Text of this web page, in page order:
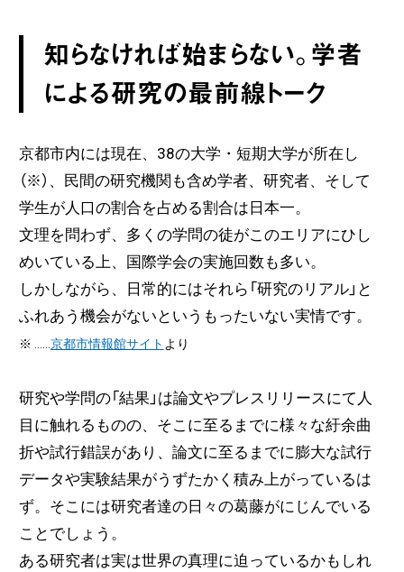
知らなければ始まらない。学者
による研究の最前線トーク
京都市内には現在、38の大学・短期大学が所在し
（※）、民間の研究機関も含め学者、研究者、そして
学生が人口の割合を占める割合は日本一。
文理を問わず、多くの学問の徒がこのエリアにひし
めいている上、国際学会の実施回数も多い。
しかしながら、日常的にはそれら「研究のリアル」と
ふれあう機会がないというもったいない実情です。
※ …… 京都市情報館サイト より
研究や学問の「結果」は論文やプレスリリースにて人
目に触れるものの、そこに至るまでに様々な紆余曲
折や試行錯誤があり、論文に至るまでに膨大な試行
データや実験結果がうずたかく積み上がっているは
ず。そこには研究者達の日々の葛藤がにじんでいる
ことでしょう。
ある研究者は実は世界の真理に迫っているかもしれ